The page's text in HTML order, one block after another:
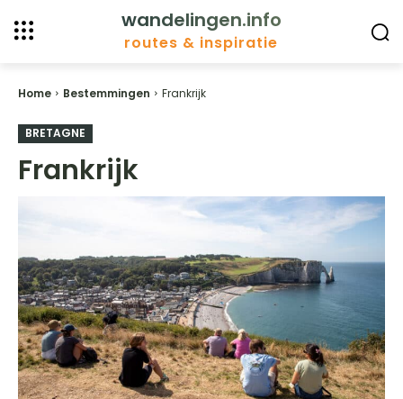
wandelingen.info
routes & inspiratie
Home Bestemmingen Frankrijk
BRETAGNE
Frankrijk